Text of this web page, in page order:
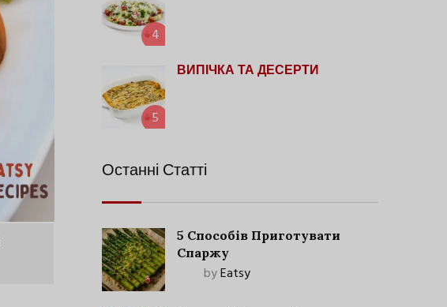
4
5
ВИПІЧКА ТА ДЕСЕРТИ
Останні Статті
5 Способів Приготувати
Спаржу
byEatsy